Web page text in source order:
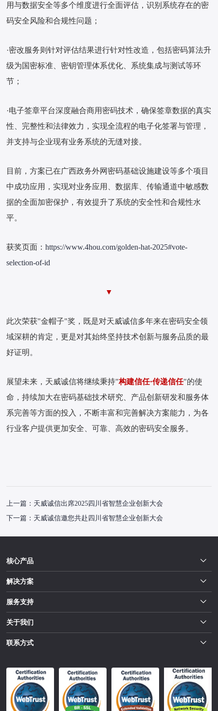
用与数据安全等多个维度进行全面评估，识别系统存在的密
码安全风险和合规性问题；
·密改服务则针对评估结果进行针对性改造，包括密码算法升
级为国密标准、密钥管理体系优化、系统集成与测试等环
节；
·电子签章平台深度融合商用密码技术，确保签章数据的真实
性、完整性和法律效力，实现全流程的电子化签署与管理，
并支持与企业现有业务系统的无缝对接。
目前，方案已在广西政务外网密码基础设施建设等多个项目
中成功应用，实现对业务应用、数据库、传输通道中敏感数
据的全面加密保护，有效提升了系统的安全性和合规性水
平。
获奖页面：https://www.4hou.com/golden-hat-2025#vote-
selection-of-id
▼
此次荣获"金帽子"奖，既是对天威诚信多年来在密码安全领
域深耕的肯定，更是对其始终坚持技术创新与服务品质的最
好证明。
展望未来，天威诚信将继续秉持"构建信任·传递信任"的使
命，持续加大在密码基础技术研究、产品创新研发和服务体
系完善等方面的投入，不断丰富和完善解决方案能力，为各
行业客户提供更加安全、可靠、高效的密码安全服务。
上一篇： 天威诚信出席2025四川省智慧企业创新大会
下一篇： 天威诚信邀您共赴四川省智慧企业创新大会
核心产品
解决方案
服务支持
关于我们
联系方式